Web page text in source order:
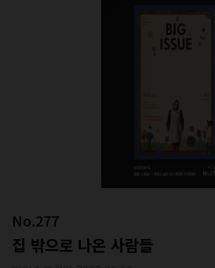
No.277
집 밖으로 나온 사람들